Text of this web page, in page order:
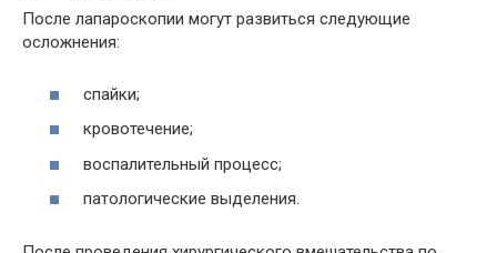
После лапароскопии могут развиться следующие
осложнения:
спайки;
кровотечение;
воспалительный процесс;
патологические выделения.